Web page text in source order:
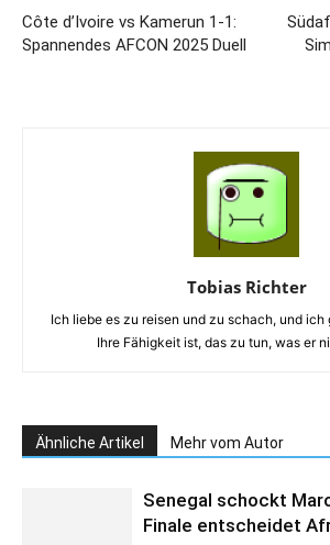
Côte d’Ivoire vs Kamerun 1-1:
Spannendes AFCON 2025 Duell
Tobias Richter
Ich liebe es zu reisen und zu schach, und ich
Ihre Fähigkeit ist, das zu tun, was er
Ähnliche Artikel Mehr vom Autor
Senegal schockt
Finale entscheidet